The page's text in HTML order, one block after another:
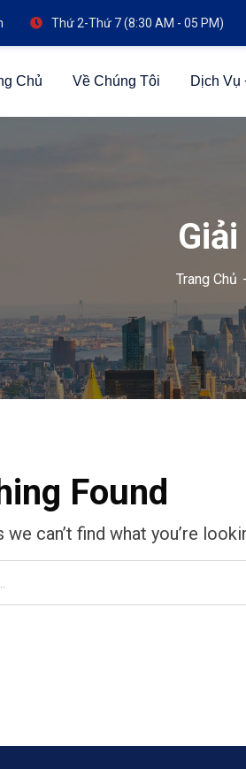
Thứ 2-Thứ 7 (8:30 AM - 05 PM)
Chủ Về Chúng Tôi Dịch Vụ
Trang Chủ
Found
we can’t find what you’re